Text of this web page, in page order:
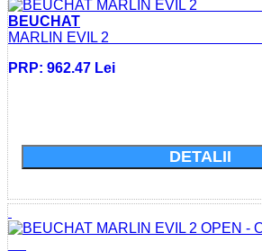
BEUCHAT
MARLIN
PRP: 962.47 Lei
DETALII